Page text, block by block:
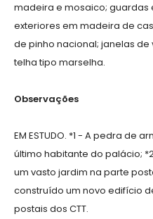
madeira e mosaico; guardas
exteriores em madeira de
de pinho nacional; janelas
telha tipo marselha.
Observações
EM ESTUDO. *1 - A pedra de
último habitante do palácio;
um vasto jardim na parte
construído um novo edifício
postais dos CTT.